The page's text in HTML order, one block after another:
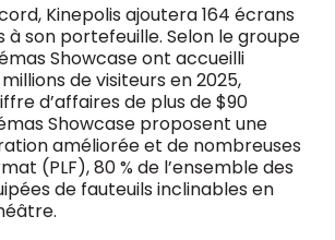
Kinepolis ajoutera 164 écrans
à son portefeuille. Selon le groupe
Showcase ont accueilli
de visiteurs en 2025,
d’affaires de plus de $90
Showcase proposent une
améliorée et de nombreuses
(PLF), 80 % de l’ensemble des
de fauteuils inclinables en
?